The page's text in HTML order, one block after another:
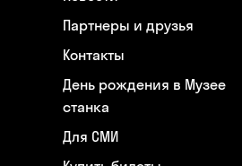
Партнеры и друзья
Контакты
День рождения в Музее
станка
Для СМИ